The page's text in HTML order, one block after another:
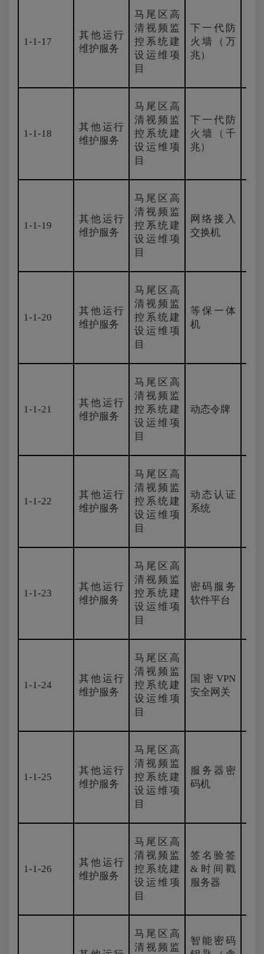
1-1-17
其他运行
维护服务
马尾区高
清视频监
控系统建
设运维项
目
下一代防
火墙（万
兆）
1-1-18
其他运行
维护服务
马尾区高
清视频监
控系统建
设运维项
目
下一代防
火墙（千
兆）
1-1-19
其他运行
维护服务
马尾区高
清视频监
控系统建
设运维项
目
网络接入
交换机
1-1-20
其他运行
维护服务
马尾区高
清视频监
控系统建
设运维项
目
等保一体
机
1-1-21
其他运行
维护服务
马尾区高
清视频监
控系统建
设运维项
目
动态令牌
1-1-22
其他运行
维护服务
马尾区高
清视频监
控系统建
设运维项
目
动态认证
系统
1-1-23
其他运行
维护服务
马尾区高
清视频监
控系统建
设运维项
目
密码服务
软件平台
1-1-24
其他运行
维护服务
马尾区高
清视频监
控系统建
设运维项
目
国密VPN
安全网关
1-1-25
其他运行
维护服务
马尾区高
清视频监
控系统建
设运维项
目
服务器密
码机
1-1-26
其他运行
维护服务
马尾区高
清视频监
控系统建
设运维项
目
签名验签
&时间戳
服务器
马尾区高
清视频监
智能密码